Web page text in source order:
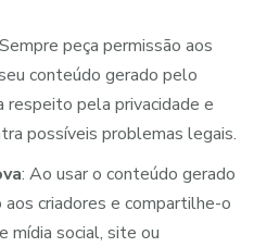
peça permissão aos
conteúdo gerado pelo
respeito pela privacidade e
possíveis problemas legais.
: Ao usar o conteúdo gerado
criadores e compartilhe-o
mídia social, site ou